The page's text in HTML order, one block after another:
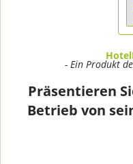
- Ein Produkt
Präsentieren
Betrieb von